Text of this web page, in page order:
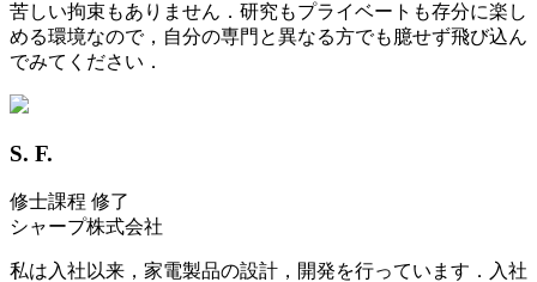
苦しい拘束もありません．研究もプライベートも存分に楽し
める環境なので，自分の専門と異なる方でも臆せず飛び込ん
でみてください．
S. F.
修士課程 修了
シャープ株式会社
私は入社以来，家電製品の設計，開発を行っています．入社